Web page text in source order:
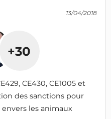
13/04/2018
+30
CE430, CE1005 et
des sanctions pour
les animaux